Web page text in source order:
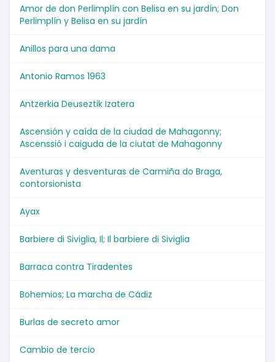
Amor de don Perlimplín con Belisa en su jardín; Don
Perlimplín y Belisa en su jardín
Anillos para una dama
Antonio Ramos 1963
Antzerkia Deuseztik Izatera
Ascensión y caída de la ciudad de Mahagonny;
Ascenssió i caiguda de la ciutat de Mahagonny
Aventuras y desventuras de Carmiña do Braga,
contorsionista
Ayax
Barbiere di Siviglia, Il; Il barbiere di Siviglia
Barraca contra Tiradentes
Bohemios; La marcha de Cádiz
Burlas de secreto amor
Cambio de tercio